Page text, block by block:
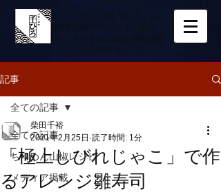
「ちりめん山椒 千ひろ」は、
京都西陣で「ふっくら柔ら
か」ちりめん山椒を製造販売
しているお店です。
記事
全ての記事
ちりめん山椒レシピ
メディア掲載
全ての記事
「極上しびれじゃこ」で作
るアレンジ雛寿司
柴田千裕
2021年2月25日 読了時間: 1分